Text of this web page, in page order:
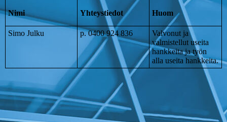
Nimi Yhteystiedot Huom
Simo Julku p. 0400 924 836
Valvonut ja
valmistellut useita
hankkeita ja työn
alla useita hankkeita.